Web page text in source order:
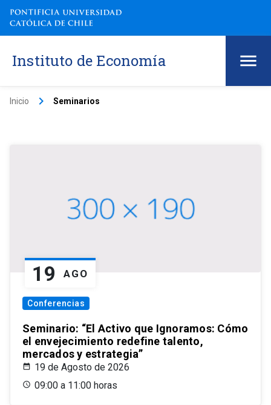
Instituto de Economía
Inicio keyboard_arrow_right Seminarios
19 AGO
Conferencias
Seminario: “El Activo que Ignoramos: Cómo
el envejecimiento redefine talento,
mercados y estrategia”
19 de Agosto de 2026
09:00 a 11:00 horas